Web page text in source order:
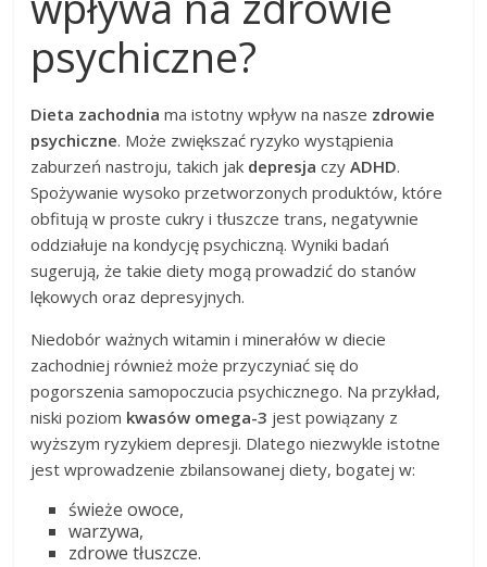
psychiczne?
Dieta zachodnia ma istotny wpływ na nasze zdrowie
psychiczne. Może zwiększać ryzyko wystąpienia
zaburzeń nastroju, takich jak depresja czyADHD.
Spożywanie wysoko przetworzonych produktów, które
obfitują w proste cukry i tłuszcze trans, negatywnie
oddziałuje na kondycję psychiczną. Wyniki badań
sugerują, że takie diety mogą prowadzić do stanów
lękowych oraz depresyjnych.
Niedobór ważnych witamin i minerałów w diecie
zachodniej również może przyczyniać się do
pogorszenia samopoczucia psychicznego. Na przykład,
niski poziom kwasów omega-3 jest powiązany z
wyższym ryzykiem depresji. Dlatego niezwykle istotne
jest wprowadzenie zbilansowanej diety, bogatej w:
świeże owoce,
warzywa,
zdrowe tłuszcze.